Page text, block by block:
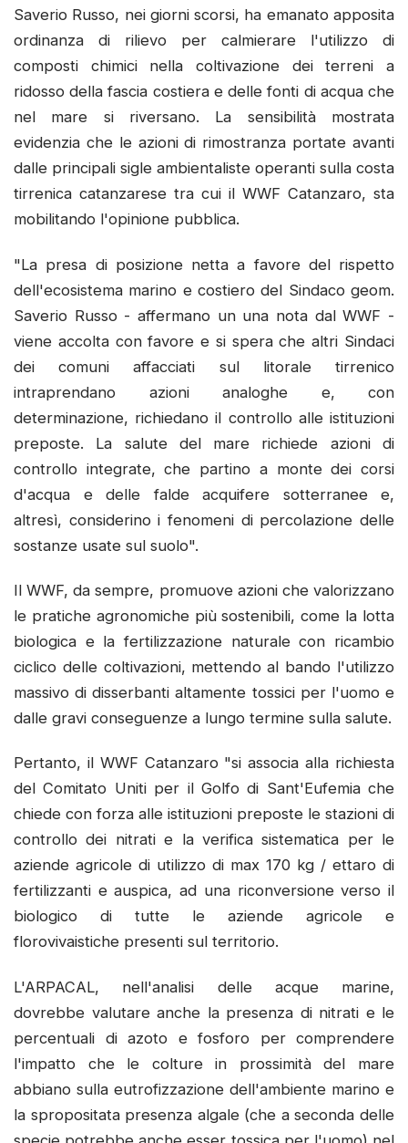
Saverio Russo, nei giorni scorsi, ha emanato apposita
ordinanza di rilievo per calmierare l'utilizzo di
composti chimici nella coltivazione dei terreni a
ridosso della fascia costiera e delle fonti di acqua che
nel mare si riversano. La sensibilità mostrata
evidenzia che le azioni di rimostranza portate avanti
dalle principali sigle ambientaliste operanti sulla costa
tirrenica catanzarese tra cui il WWF Catanzaro, sta
mobilitando l'opinione pubblica.
"La presa di posizione netta a favore del rispetto
dell'ecosistema marino e costiero del Sindaco geom.
Saverio Russo - affermano un una nota dal WWF -
viene accolta con favore e si spera che altri Sindaci
dei comuni affacciati sul litorale tirrenico
intraprendano azioni analoghe e, con
determinazione, richiedano il controllo alle istituzioni
preposte. La salute del mare richiede azioni di
controllo integrate, che partino a monte dei corsi
d'acqua e delle falde acquifere sotterranee e,
altresì, considerino i fenomeni di percolazione delle
sostanze usate sul suolo".
Il WWF, da sempre, promuove azioni che valorizzano
le pratiche agronomiche più sostenibili, come la lotta
biologica e la fertilizzazione naturale con ricambio
ciclico delle coltivazioni, mettendo al bando l'utilizzo
massivo di disserbanti altamente tossici per l'uomo e
dalle gravi conseguenze a lungo termine sulla salute.
Pertanto, il WWF Catanzaro "si associa alla richiesta
del Comitato Uniti per il Golfo di Sant'Eufemia che
chiede con forza alle istituzioni preposte le stazioni di
controllo dei nitrati e la verifica sistematica per le
aziende agricole di utilizzo di max 170 kg / ettaro di
fertilizzanti e auspica, ad una riconversione verso il
biologico di tutte le aziende agricole e
florovivaistiche presenti sul territorio.
L'ARPACAL, nell'analisi delle acque marine,
dovrebbe valutare anche la presenza di nitrati e le
percentuali di azoto e fosforo per comprendere
l'impatto che le colture in prossimità del mare
abbiano sulla eutrofizzazione dell'ambiente marino e
la spropositata presenza algale (che a seconda delle